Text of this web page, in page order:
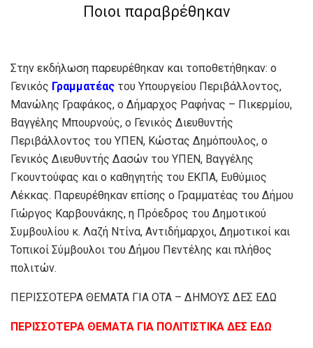
Ποιοι παραβρέθηκαν
Στην εκδήλωση παρευρέθηκαν και τοποθετήθηκαν: ο
Γενικός Γραμματέας του Υπουργείου Περιβάλλοντος,
Μανώλης Γραφάκος, ο Δήμαρχος Ραφήνας – Πικερμίου,
Βαγγέλης Μπουρνούς, ο Γενικός Διευθυντής
Περιβάλλοντος του ΥΠΕΝ, Κώστας Δημόπουλος, ο
Γενικός Διευθυντής Δασών του ΥΠΕΝ, Βαγγέλης
Γκουντούφας και ο καθηγητής του ΕΚΠΑ, Ευθύμιος
Λέκκας. Παρευρέθηκαν επίσης ο Γραμματέας του Δήμου
Γιώργος Καρβουνάκης, η Πρόεδρος του Δημοτικού
Συμβουλίου κ. Λαζή Ντίνα, Αντιδήμαρχοι, Δημοτικοί και
Τοπικοί Σύμβουλοι του Δήμου Πεντέλης και πλήθος
πολιτών.
ΠΕΡΙΣΣΟΤΕΡΑ ΘΕΜΑΤΑ ΓΙΑ ΟΤΑ – ΔΗΜΟΥΣ ΔΕΣ ΕΔΩ
ΠΕΡΙΣΣΟΤΕΡΑ ΘΕΜΑΤΑ ΓΙΑ ΠΟΛΙΤΙΣΤΙΚΑ ΔΕΣ ΕΔΩ